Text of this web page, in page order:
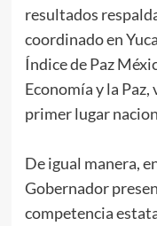
resultados
coordinado en
Índice de Paz
Economía y la Paz,
primer lugar
De igual manera,
Gobernador
competencia